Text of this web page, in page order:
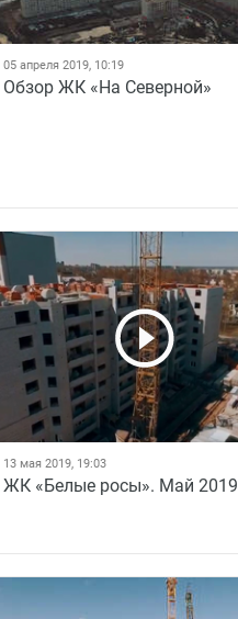
05 апреля 2019, 10:19
Обзор ЖК «На Северной»
13 мая 2019, 19:03
ЖК «Белые росы». Май 2019